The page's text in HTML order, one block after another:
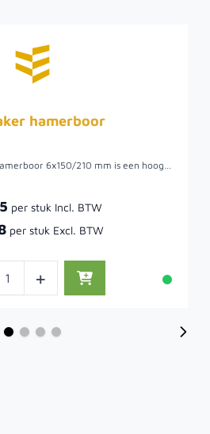
hamerboor
+